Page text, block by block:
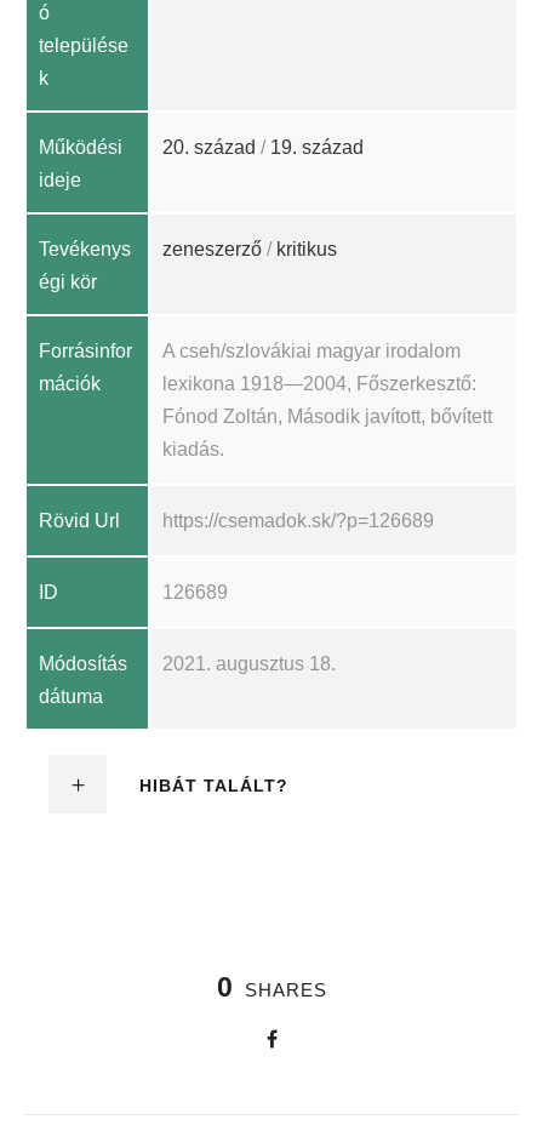
ó
települése
k
Működési
ideje
20. század / 19. század
Tevékenys
égi kör
zeneszerző / kritikus
Forrásinfor
mációk
A cseh/szlovákiai magyar irodalom
lexikona 1918—2004, Főszerkesztő:
Fónod Zoltán, Második javított, bővített
kiadás.
Rövid Url https://csemadok.sk/?p=126689
ID 126689
Módosítás
dátuma
2021. augusztus 18.
HIBÁT TALÁLT?
0 SHARES